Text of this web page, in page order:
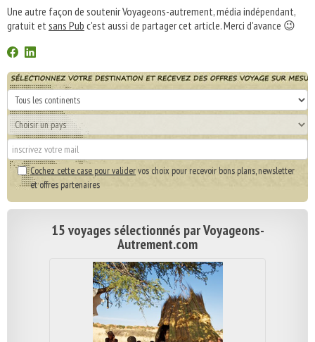
Une autre façon de soutenir Voyageons-autrement, média indépendant,
gratuit etsans Pub c'est aussi de partager cet article. Merci d'avance 😉
Cochez cette case pour validervos choix pour recevoir bons plans, newsletter
et offres partenaires
15 voyages sélectionnés par Voyageons-
Autrement.com